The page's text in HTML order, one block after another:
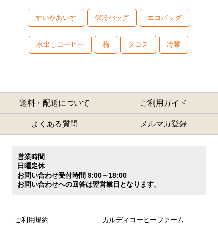
すいかあいす 保冷バッグ エコバッグ
水出しコーヒー 梅 タコス 冷麺
送料・配送について ご利用ガイド
よくある質問 メルマガ登録
営業時間
日曜定休
お問い合わせ受付時間 9:00～18:00
お問い合わせへの回答は翌営業日となります。
ご利用規約 カルディコーヒーファーム